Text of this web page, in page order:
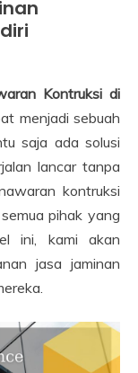
Kontruksi di
menjadi sebuah
saja ada solusi
lancar tanpa
kontruksi
pihak yang
ini, kami akan
jasa jaminan